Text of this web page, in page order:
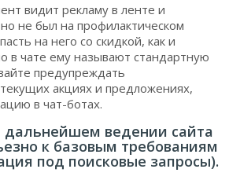
видит рекламу в ленте и
не был на профилактическом
на него со скидкой, как и
в чате ему называют стандартную
предупреждать
акциях и предложениях,
в чат-ботах.
дальнейшем ведении сайта
к базовым требованиям
под поисковые запросы).